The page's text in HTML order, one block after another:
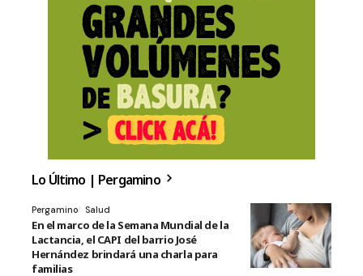
Lo Último | Pergamino
Pergamino Salud
En el marco de la Semana Mundial de la
Lactancia, el CAPI del barrio José
Hernández brindará una charla para
familias